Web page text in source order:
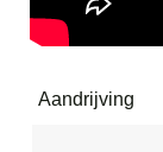
Aandrijving